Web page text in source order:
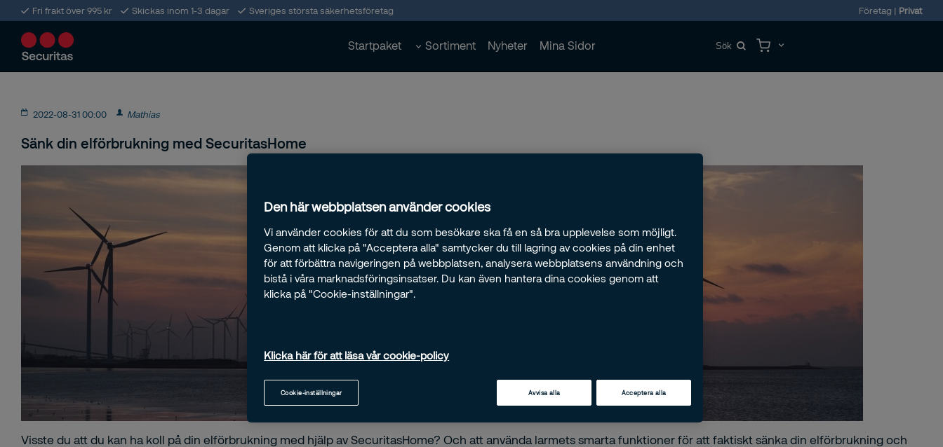
Fri frakt över 995 kr Skickas inom 1-3 dagar Sveriges största säkerhetsföretag Företag | Privat
Startpaket Sortiment Nyheter Mina Sidor
2022-08-31 00:00 Mathias
Sänk din elförbrukning med SecuritasHome
Visste du att du kan ha koll på din elförbrukning med hjälp av SecuritasHome? Och att använda larmets smarta funktioner för att faktiskt sänka din elförbrukning och
Den här webbplatsen använder cookies
Vi använder cookies för att du som besökare ska få en så bra upplevelse som möjligt.
Genom att klicka på "Acceptera alla" samtycker du till lagring av cookies på din enhet
för att förbättra navigeringen på webbplatsen, analysera webbplatsens användning och
bistå i våra marknadsföringsinsatser. Du kan även hantera dina cookies genom att
klicka på "Cookie-inställningar".
Klicka här för att läsa vår cookie-policy
Avvisa alla Acceptera alla
Cookie-inställningar